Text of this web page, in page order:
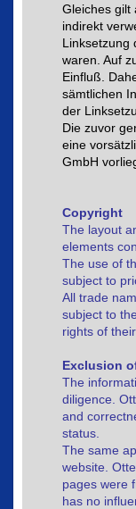
Gleiches gilt
indirekt
Linksetzung
waren. Auf
Einfluß.
sämtlichen
der
Die zuvor
eine
GmbH
Copyright
The layout
elements
The use of
subject to
All trade
subject to
rights of
Exclusion
The
diligence.
and
status.
The same
website.
pages were
has no